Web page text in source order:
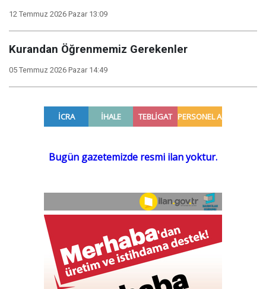
12 Temmuz 2026 Pazar 13:09
Kurandan Öğrenmemiz Gerekenler
05 Temmuz 2026 Pazar 14:49